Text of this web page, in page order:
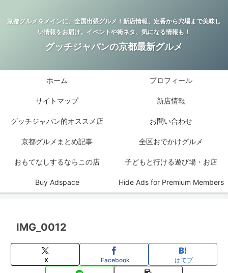
京都グルメをメインに、全国出張グルメ！新店情報、定番から穴場まで美味し
い情報をお届け。イベントや街ネタ、気になる情報も！
グッチジャパンの京都最新グルメ
ホーム プロフィール
サイトマップ 新店情報
グッチジャパン的オススメ店 お問い合わせ
京都グルメまとめ記事 全区おでかけグルメ
おもてなしするならこの店 子どもと行ける遊び場・お店
Buy Adspace Hide Ads for Premium Members
IMG_0012
X Facebook はてブ